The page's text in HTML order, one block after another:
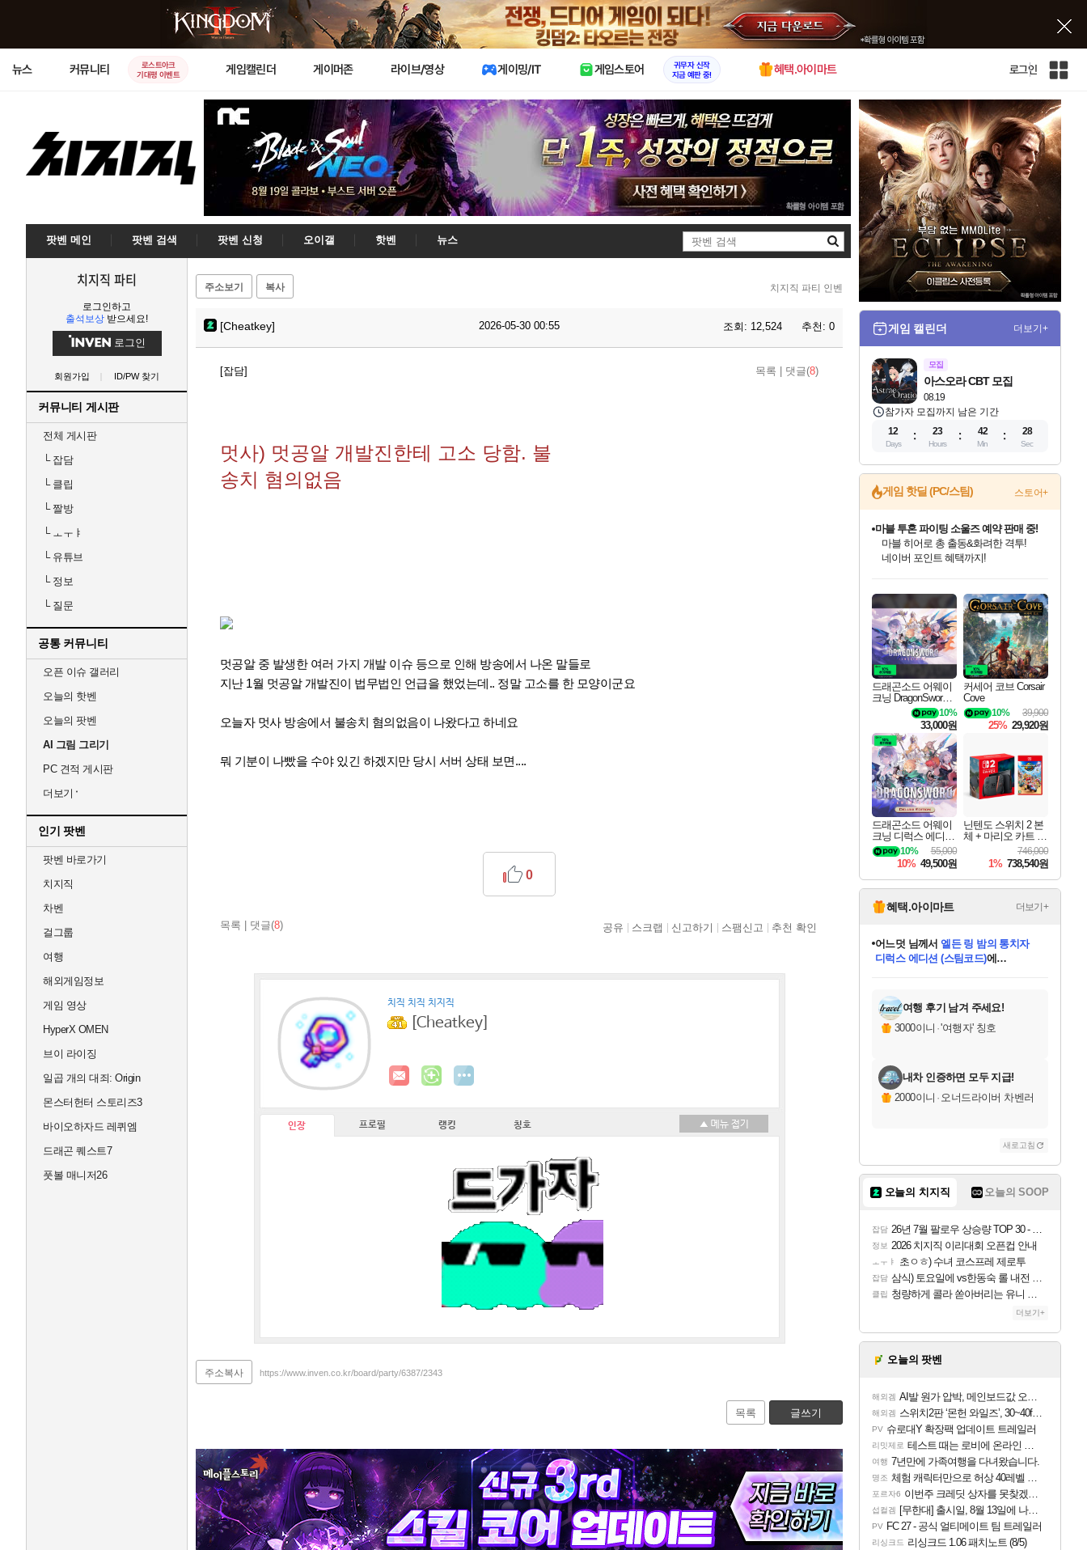
X
뉴스 커뮤니티
로스트아크
기대평 이벤트
게임캘린더 게이머존 라이브/영상 게이밍/IT 게임스토어
귀무자 신작
지금 예판 중!
혜택.아이마트 로그인
인
전
체
사
이
트
맵
팟벤 메인 팟벤 검색 팟벤 신청 오이갤 핫벤
뉴스
검
치지직 파티
로그인하고
출석보상 받으세요!
로그인
회원가입 ID/PW 찾기
커뮤니티 게시판
전체 게시판
└잡담
└클립
└짤방
└ㅗㅜㅑ
└유튜브
└정보
└질문
공통 커뮤니티
오픈 이슈 갤러리
오늘의 핫벤
오늘의 팟벤
AI 그림 그리기
PC 견적 게시판
더보기
인기 팟벤
팟벤 바로가기
치지직
차벤
걸그룹
여행
해외게임정보
게임 영상
HyperX OMEN
브이 라이징
일곱 개의 대죄: Origin
몬스터헌터 스토리즈3
바이오하자드 레퀴엠
드래곤 퀘스트7
풋볼 매니저26
주소보기 복사 치지직 파티 인벤
[Cheatkey] 2026-05-30 00:55 조회: 12,524 추천: 0
[잡담] 목록 댓글(8)
멋사) 멋공알 개발진한테 고소 당함. 불
송치 혐의없음
멋공알 중 발생한 여러 가지 개발 이슈 등으로 인해 방송에서 나온 말들로
지난 1월 멋공알 개발진이 법무법인 언급을 했었는데.. 정말 고소를 한 모양이군요
오늘자 멋사 방송에서 불송치 혐의없음이 나왔다고 하네요
뭐 기분이 나빴을 수야 있긴 하겠지만 당시 서버 상태 보면....
목록 댓글(8)
0
공유 스크랩 신고하기 스팸신고 추천 확인
치직 치직 치지직
[Cheatkey]
인장 프로필 랭킹 칭호
주소복사 https://www.inven.co.kr/board/party/6387/2343
목록 글쓰기
게임 캘린더 더보기+
모집
08.19
아스오라 CBT 모집
참가자 모집까지 남은 기간
12
Days
23
Hours
42
Min
27
Sec
게임 핫딜 (PC/스팀) 스토어+
네이버혜택과 함께 만나보세요!
50%할인&추가 적립까지!
이니&베니 혜택까지!
네이버 혜택가와 함께 예약하세요!
할인&네이버혜택으로 만나보세요!
네이버페이 혜택과 만나보세요!
40주년 프로모션으로 만나보세요!
마블 히어로 총 출동&화려한 격투!
네이버 포인트 혜택까지!
할인가에 만나보세요!
일부 에디션 상시 할인!
혜택으로 예약 판매 중
편안하게 충전하세요
드래곤소드 어웨이
크닝 DragonSword A
10%
33,000원
커세어 코브 Corsair
Cove
39,900
10%
25% 29,920원
드래곤소드 어웨이
크닝 디럭스 에디션
DragonSword Awake
ning Deluxe Edition
55,000
10%
10% 49,500원
닌텐도 스위치 2 본
체 + 마리오 카트 월
746,000
1% 738,540원
혜택.아이마트 더보기+
당첨되셨습니다.
당첨되셨습니다.
어느덧 님께서엘든 링 밤의 통치자
디럭스 에디션 (스팀코드)에
당첨되셨습니다.
에디션 (스팀코드) 를 교환.
당첨되셨습니다.
당첨되셨습니다.
당첨되셨습니다.
당첨되셨습니다.
여행 후기 남겨 주세요!
3000이니 ·'여행자' 칭호
내차 인증하면 모두 지급!
2000이니 · 오너드라이버 차벤러
새로고침
오늘의 치지직 오늘의 SOOP
잡담 26년 7월 팔로우 상승량 TOP 30 - 월간 치지직
정보 2026 치지직 이리대회 오픈컵 안내
ㅗㅜㅑ 초ㅇㅎ) 수녀 코스프레 제로투
잡담 삼식) 토요일에 vs한동숙 롤 내전 예정
클립 청량하게 콜라 쏟아버리는 유니 ㅋㅋㅋ
더보기+
오늘의 팟벤
해외겜 AI발 원가 압박, 메인보드값 오르나
해외겜 스위치2판 ‘몬헌 와일즈’, 30~40fps 목표 추정
PV 슈로대Y 확장팩 업데이트 트레일러
리밋제로 테스트 때는 로비에 온라인 기능이 있는데
여행 7년만에 가족여행을 다녀왔습니다.
명조 체험 캐릭터만으로 허상 40레벨 하이와티아 5분 컷!｜에이메스·린네·모니에 명함
포르자6 이번주 크레딧 상자를 못찾겠어요
섭컬겜 [무한대] 출시일, 8월 13일에 나오나
PV FC 27 - 공식 얼티메이트 팀 트레일러
리싱크드 리싱크드 1.06 패치노트 (8/5)